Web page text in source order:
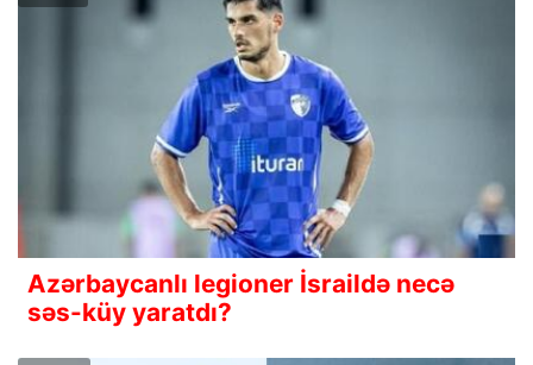
Azərbaycanlı legioner İsraildə necə
səs-küy yaratdı?